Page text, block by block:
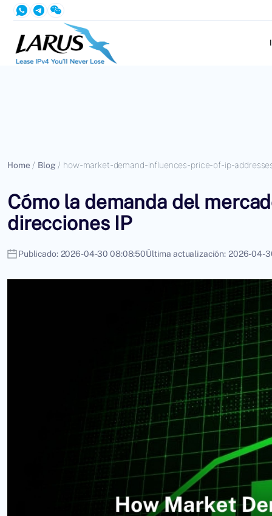
Home / Blog / how-market-demand-influences-price-of-ip-
Cómo la demanda del
direcciones IP
Publicado: 2026-04-30 08:08:50Última actualización: 2026-04-